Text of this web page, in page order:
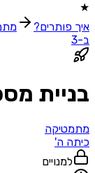
★
איך פותרים?
ב-3
בניית
מתמטיקה
כיתה ה'
למנויים